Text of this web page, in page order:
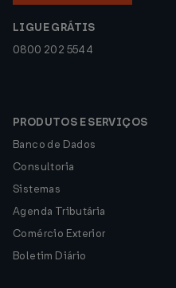
LIGUE GRÁTIS
0800 202 5544
PRODUTOS E SERVIÇOS
Banco de Dados
Consultoria
Sistemas
Agenda Tributária
Comércio Exterior
Boletim Diário